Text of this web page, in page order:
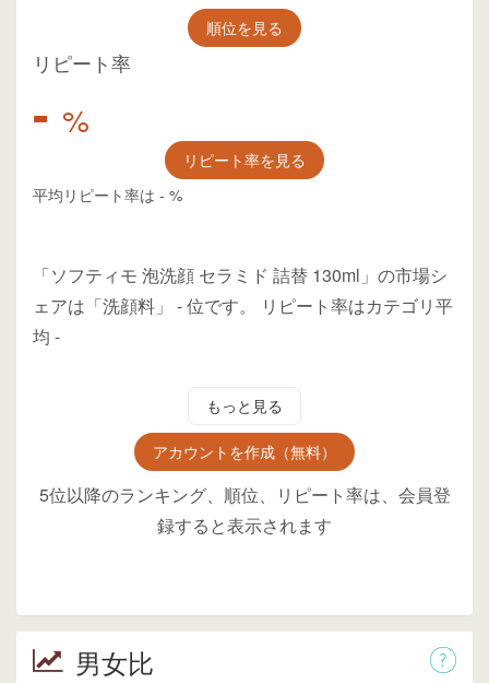
順位を見る
リピート率
- %
リピート率を見る
平均リピート率は - %
「ソフティモ 泡洗顔 セラミド 詰替 130ml」の市場シ
ェアは「洗顔料」 -位です。
リピート率はカテゴリ平
均 -
もっと見る
アカウントを作成（無料）
5位以降のランキング、順位、リピート率は、会員登
録すると表示されます
男女比